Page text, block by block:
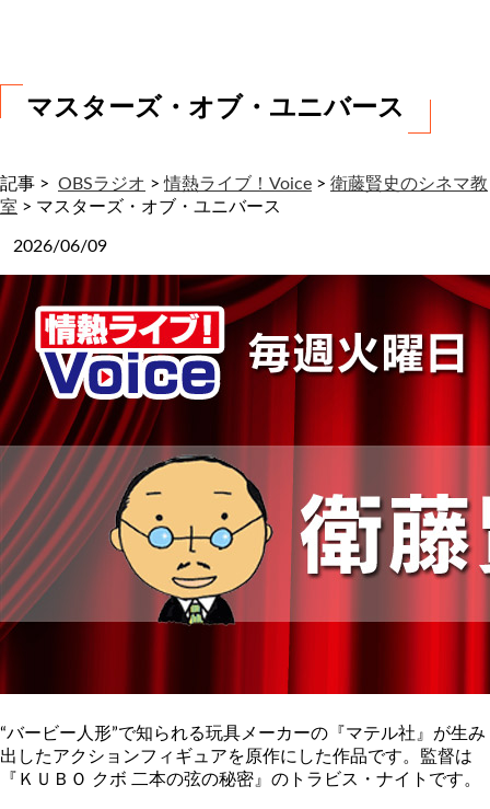
マスターズ・オブ・ユニバース
記事 > OBSラジオ >情熱ライブ！Voice > 衛藤賢史のシネマ教
室 > マスターズ・オブ・ユニバース
2026/06/09
“バービー人形”で知られる玩具メーカーの『マテル社』が生み
出したアクションフィギュアを原作にした作品です。監督は
『ＫＵＢＯ クボ 二本の弦の秘密』のトラビス・ナイトです。